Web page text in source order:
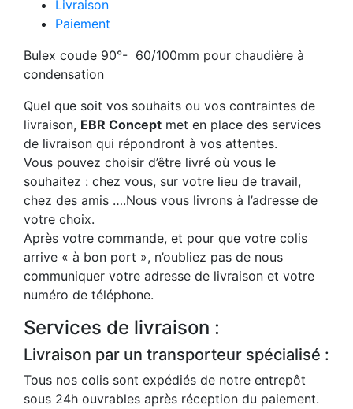
Livraison
Paiement
Bulex coude 90°- 60/100mm pour chaudière à
condensation
Quel que soit vos souhaits ou vos contraintes de
livraison, EBR Concept met en place des services
de livraison qui répondront à vos attentes.
Vous pouvez choisir d’être livré où vous le
souhaitez : chez vous, sur votre lieu de travail,
chez des amis ….Nous vous livrons à l’adresse de
votre choix.
Après votre commande, et pour que votre colis
arrive « à bon port », n’oubliez pas de nous
communiquer votre adresse de livraison et votre
numéro de téléphone.
Services de livraison :
Livraison par un transporteur spécialisé :
Tous nos colis sont expédiés de notre entrepôt
sous 24h ouvrables après réception du paiement.